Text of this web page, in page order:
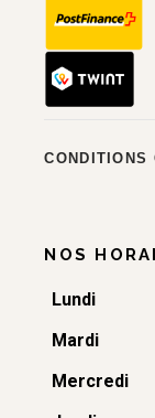
CONDITIONS
NOS
Lundi
Mardi
Mercredi